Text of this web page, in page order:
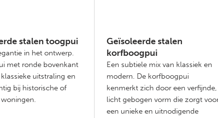
stalen toogpui
in het ontwerp.
met ronde bovenkant
uitstraling en
bij historische of
Geïsoleerde stalen
korfboogpui
Een subtiele mix van klassiek en
modern. De korfboogpui
kenmerkt zich door een verfijnde,
licht gebogen vorm die zorgt
een unieke en uitnodigende